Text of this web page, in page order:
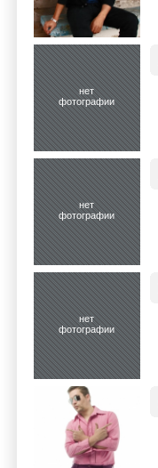
нет
фотографии
нет
фотографии
нет
фотографии